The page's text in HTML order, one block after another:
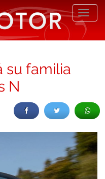
su familia
N